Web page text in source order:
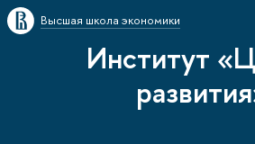
Высшая школа экономики
Институт